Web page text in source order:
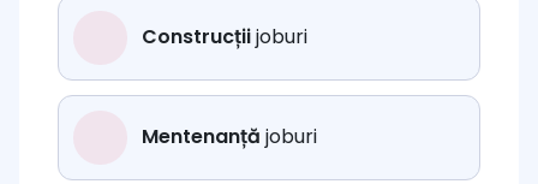
Construcțiijoburi
Mentenanță joburi